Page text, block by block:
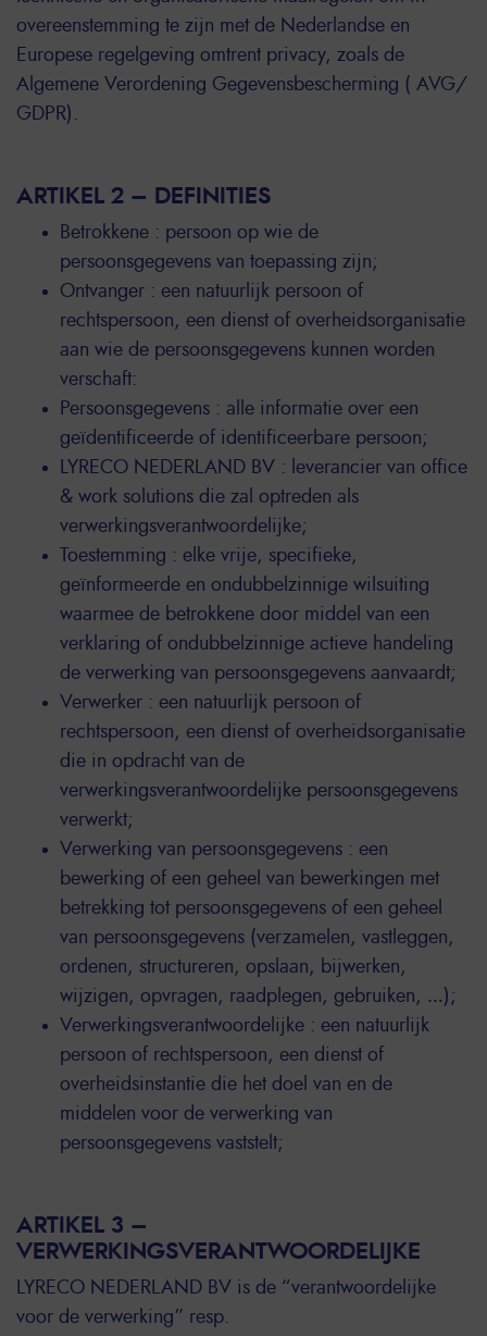
overeenstemming te zijn met de Nederlandse en
Europese regelgeving omtrent privacy, zoals de
Algemene Verordening Gegevensbescherming ( AVG/
GDPR).
ARTIKEL 2 – DEFINITIES
Betrokkene : persoon op wie de
persoonsgegevens van toepassing zijn;
Ontvanger : een natuurlijk persoon of
rechtspersoon, een dienst of overheidsorganisatie
aan wie de persoonsgegevens kunnen worden
verschaft:
Persoonsgegevens : alle informatie over een
geïdentificeerde of identificeerbare persoon;
LYRECO NEDERLAND BV : leverancier van office
& work solutions die zal optreden als
verwerkingsverantwoordelijke;
Toestemming : elke vrije, specifieke,
geïnformeerde en ondubbelzinnige wilsuiting
waarmee de betrokkene door middel van een
verklaring of ondubbelzinnige actieve handeling
de verwerking van persoonsgegevens aanvaardt;
Verwerker : een natuurlijk persoon of
rechtspersoon, een dienst of overheidsorganisatie
die in opdracht van de
verwerkingsverantwoordelijke persoonsgegevens
verwerkt;
Verwerking van persoonsgegevens : een
bewerking of een geheel van bewerkingen met
betrekking tot persoonsgegevens of een geheel
van persoonsgegevens (verzamelen, vastleggen,
ordenen, structureren, opslaan, bijwerken,
wijzigen, opvragen, raadplegen, gebruiken, …);
Verwerkingsverantwoordelijke : een natuurlijk
persoon of rechtspersoon, een dienst of
overheidsinstantie die het doel van en de
middelen voor de verwerking van
persoonsgegevens vaststelt;
ARTIKEL 3 –
VERWERKINGSVERANTWOORDELIJKE
LYRECO NEDERLAND BV is de “verantwoordelijke
voor de verwerking” resp.